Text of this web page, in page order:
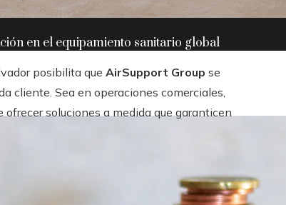
en el equipamiento sanitario global
posibilita que AirSupport Group se
cliente. Sea en operaciones comerciales,
soluciones a medida que garanticen